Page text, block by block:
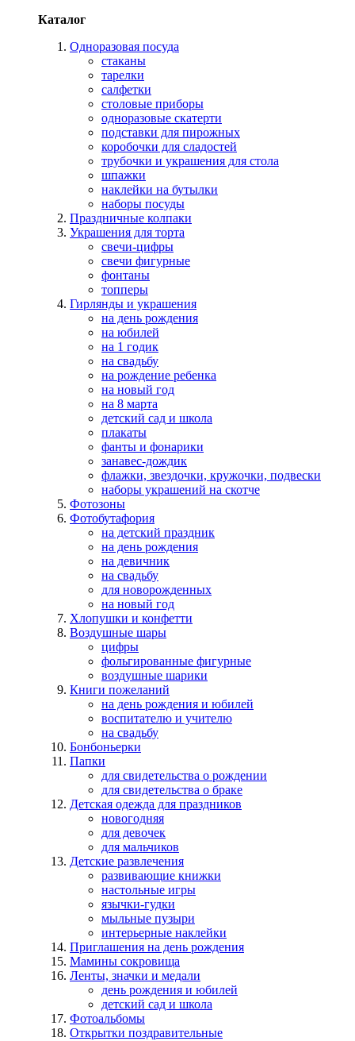
Каталог
Одноразовая посуда
стаканы
тарелки
салфетки
столовые приборы
одноразовые скатерти
подставки для пирожных
коробочки для сладостей
трубочки и украшения для стола
шпажки
наклейки на бутылки
наборы посуды
Праздничные колпаки
Украшения для торта
свечи-цифры
свечи фигурные
фонтаны
топперы
Гирлянды и украшения
на день рождения
на юбилей
на 1 годик
на свадьбу
на рождение ребенка
на новый год
на 8 марта
детский сад и школа
плакаты
фанты и фонарики
занавес-дождик
флажки, звездочки, кружочки, подвески
наборы украшений на скотче
Фотозоны
Фотобутафория
на детский праздник
на день рождения
на девичник
на свадьбу
для новорожденных
на новый год
Хлопушки и конфетти
Воздушные шары
цифры
фольгированные фигурные
воздушные шарики
Книги пожеланий
на день рождения и юбилей
воспитателю и учителю
на свадьбу
Бонбоньерки
Папки
для свидетельства о рождении
для свидетельства о браке
Детская одежда для праздников
новогодняя
для девочек
для мальчиков
Детские развлечения
развивающие книжки
настольные игры
язычки-гудки
мыльные пузыри
интерьерные наклейки
Приглашения на день рождения
Мамины сокровища
Ленты, значки и медали
день рождения и юбилей
детский сад и школа
Фотоальбомы
Открытки поздравительные